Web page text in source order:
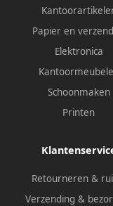
Papier en
Elektronica
Schoonmaken
Printen
Retourneren &
Verzending &